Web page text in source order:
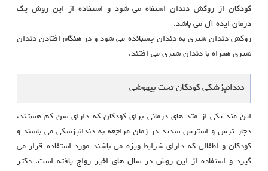
کودکان از روکش دندان استفاه می شود و استفاده از این روش یک
درمان ایده آل می باشد.
روکش دندان شیری به دندان چسبانده می شود و در هنگام افتادن دندان
شیری همراه با دندان شیری می افتند.
دندانپزشکی کودکان تحت بیهوشی
این متد یکی از متد های درمانی برای کودکان که دارای سن کم هستند،
دچار ترس و استرس شدید در زمان مراجعه به دندانپزشکی می باشند و
کودکان و اطفالی که دارای شرایط ویژه می باشند مورد استفاده قرار می
گیرد و استفاده از این روش در سال های اخیر رواج یافته است. دکتر